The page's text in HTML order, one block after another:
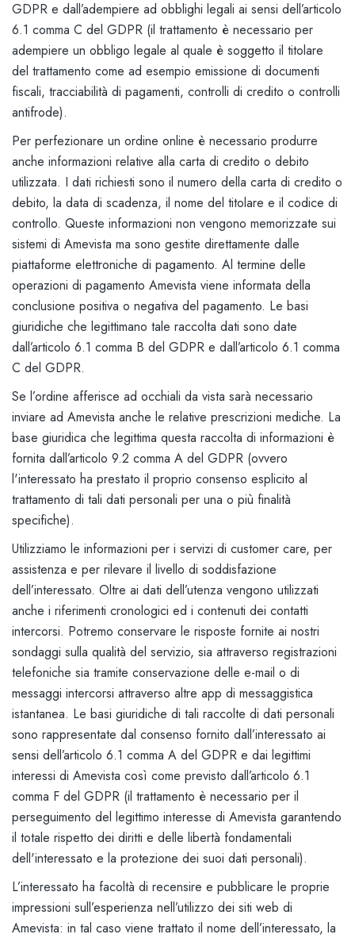
GDPR e dall’adempiere ad obblighi legali ai sensi dell’articolo
6.1 comma C del GDPR (il trattamento è necessario per
adempiere un obbligo legale al quale è soggetto il titolare
del trattamento come ad esempio emissione di documenti
fiscali, tracciabilità di pagamenti, controlli di credito o controlli
antifrode).
Per perfezionare un ordine online è necessario produrre
anche informazioni relative alla carta di credito o debito
utilizzata. I dati richiesti sono il numero della carta di credito o
debito, la data di scadenza, il nome del titolare e il codice di
controllo. Queste informazioni non vengono memorizzate sui
sistemi di Amevista ma sono gestite direttamente dalle
piattaforme elettroniche di pagamento. Al termine delle
operazioni di pagamento Amevista viene informata della
conclusione positiva o negativa del pagamento. Le basi
giuridiche che legittimano tale raccolta dati sono date
dall’articolo 6.1 comma B del GDPR e dall’articolo 6.1 comma
C del GDPR.
Se l’ordine afferisce ad occhiali da vista sarà necessario
inviare ad Amevista anche le relative prescrizioni mediche. La
base giuridica che legittima questa raccolta di informazioni è
fornita dall’articolo 9.2 comma A del GDPR (ovvero
l'interessato ha prestato il proprio consenso esplicito al
trattamento di tali dati personali per una o più finalità
specifiche).
Utilizziamo le informazioni per i servizi di customer care, per
assistenza e per rilevare il livello di soddisfazione
dell’interessato. Oltre ai dati dell’utenza vengono utilizzati
anche i riferimenti cronologici ed i contenuti dei contatti
intercorsi. Potremo conservare le risposte fornite ai nostri
sondaggi sulla qualità del servizio, sia attraverso registrazioni
telefoniche sia tramite conservazione delle e-mail o di
messaggi intercorsi attraverso altre app di messaggistica
istantanea. Le basi giuridiche di tali raccolte di dati personali
sono rappresentate dal consenso fornito dall’interessato ai
sensi dell’articolo 6.1 comma A del GDPR e dai legittimi
interessi di Amevista così come previsto dall’articolo 6.1
comma F del GDPR (il trattamento è necessario per il
perseguimento del legittimo interesse di Amevista garantendo
il totale rispetto dei diritti e delle libertà fondamentali
dell'interessato e la protezione dei suoi dati personali).
L’interessato ha facoltà di recensire e pubblicare le proprie
impressioni sull’esperienza nell’utilizzo dei siti web di
Amevista: in tal caso viene trattato il nome dell’interessato, la